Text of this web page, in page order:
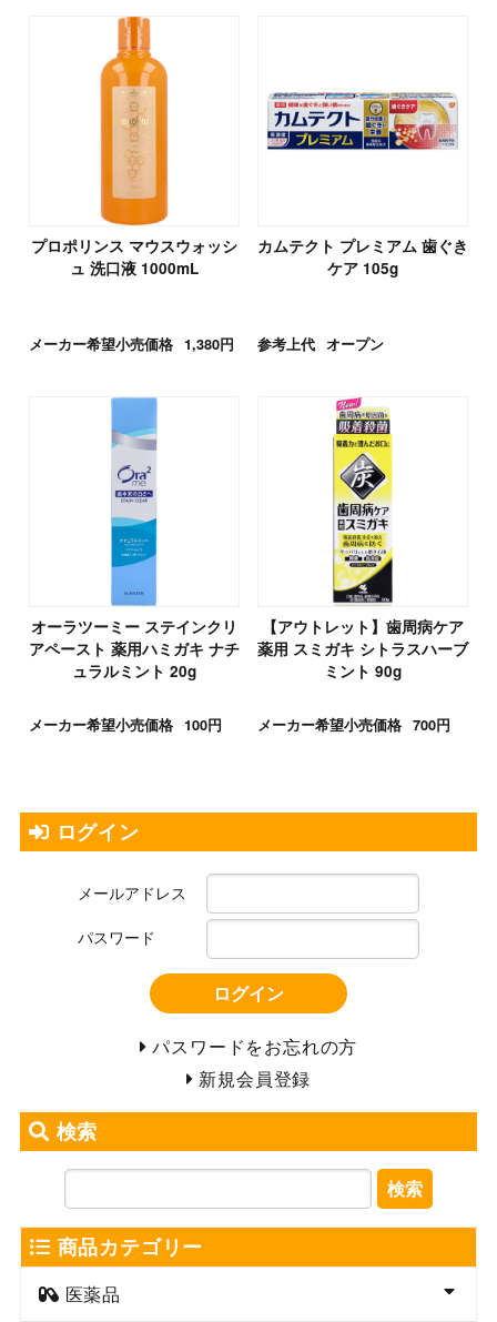
プロポリンス マウスウォッシ
ュ 洗口液 1000mL
メーカー希望小売価格 1,380円
カムテクト プレミアム 歯ぐき
ケア 105g
参考上代 オープン
オーラツーミー ステインクリ
アペースト 薬用ハミガキ ナチ
ュラルミント 20g
メーカー希望小売価格 100円
【アウトレット】歯周病ケア
薬用 スミガキ シトラスハーブ
ミント 90g
メーカー希望小売価格 700円
ログイン
メールアドレス
パスワード
ログイン
パスワードをお忘れの方
新規会員登録
検索
検索
商品カテゴリー
医薬品